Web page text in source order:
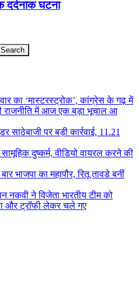
दर्दनाक घटना
Search
का ‘मास्टरस्ट्रोक’, कांग्रेस के गढ़ में
राजनीति में आज एक बड़ा भूचाल आ
साठेबाजी पर बड़ी कार्रवाई, 11.21
दुष्कर्म, वीडियो वायरल करने की
भाजपा का महापौर, रितू तावडे बनीं
नकवी ने विजेता भारतीय टीम को
और ट्रॉफी लेकर चले गए